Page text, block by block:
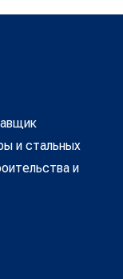
и стальных
и